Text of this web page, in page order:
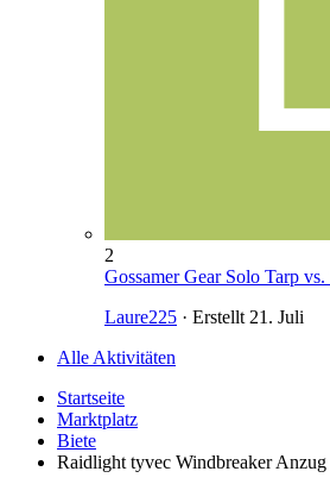
2
Gossamer Gear Solo Tarp
Laure225 · Erstellt 21. Juli
Alle Aktivitäten
Startseite
Marktplatz
Biete
Raidlight tyvec Windbreaker Anzug